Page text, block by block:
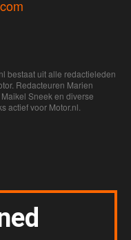
bestaat uit alle redactieleden
Redacteuren Marien
Sneek en diverse
actief voor Motor.nl.